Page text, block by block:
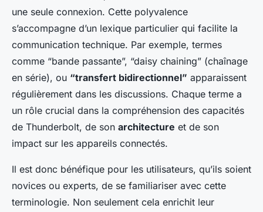
une seule connexion. Cette polyvalence
s’accompagne d’un lexique particulier qui facilite la
communication technique. Par exemple, termes
comme “bande passante”, “daisy chaining” (chaînage
en série), ou “transfert bidirectionnel” apparaissent
régulièrement dans les discussions. Chaque terme a
un rôle crucial dans la compréhension des capacités
de Thunderbolt, de son architecture et de son
impact sur les appareils connectés.
Il est donc bénéfique pour les utilisateurs, qu’ils soient
novices ou experts, de se familiariser avec cette
terminologie. Non seulement cela enrichit leur